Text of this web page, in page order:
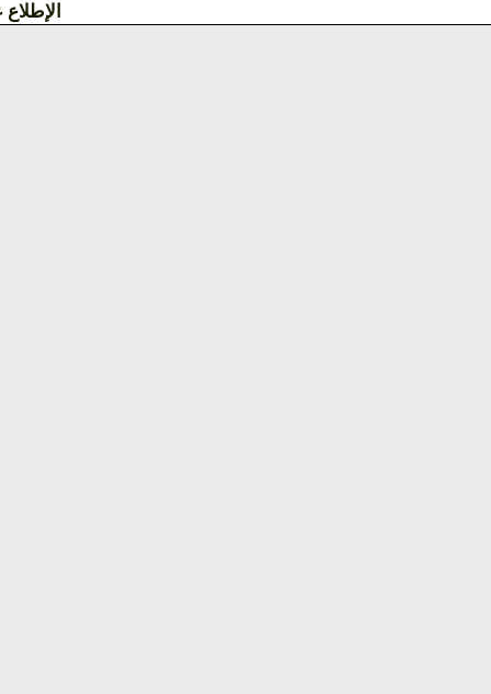
الإطلاع على القصيدة »»